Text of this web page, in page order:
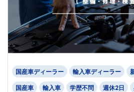
国産車ディーラー 輸入車ディーラー
国産車 輸入車 学歴不問 週休2日